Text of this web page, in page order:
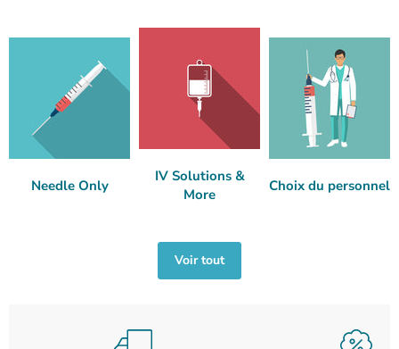
Needle Only
IV Solutions &
More
Choix du personnel
Voir tout